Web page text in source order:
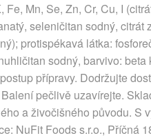
Mn, Se, Zn, Cr, Cu, I
seleničitan sodný, citrát
protispékavá látka:
sodný, barvivo:
přípravy. Dodržujte
pečlivě uzavírejte.
a živočišného původu. S
NuFit Foods s.r.o., Příčná